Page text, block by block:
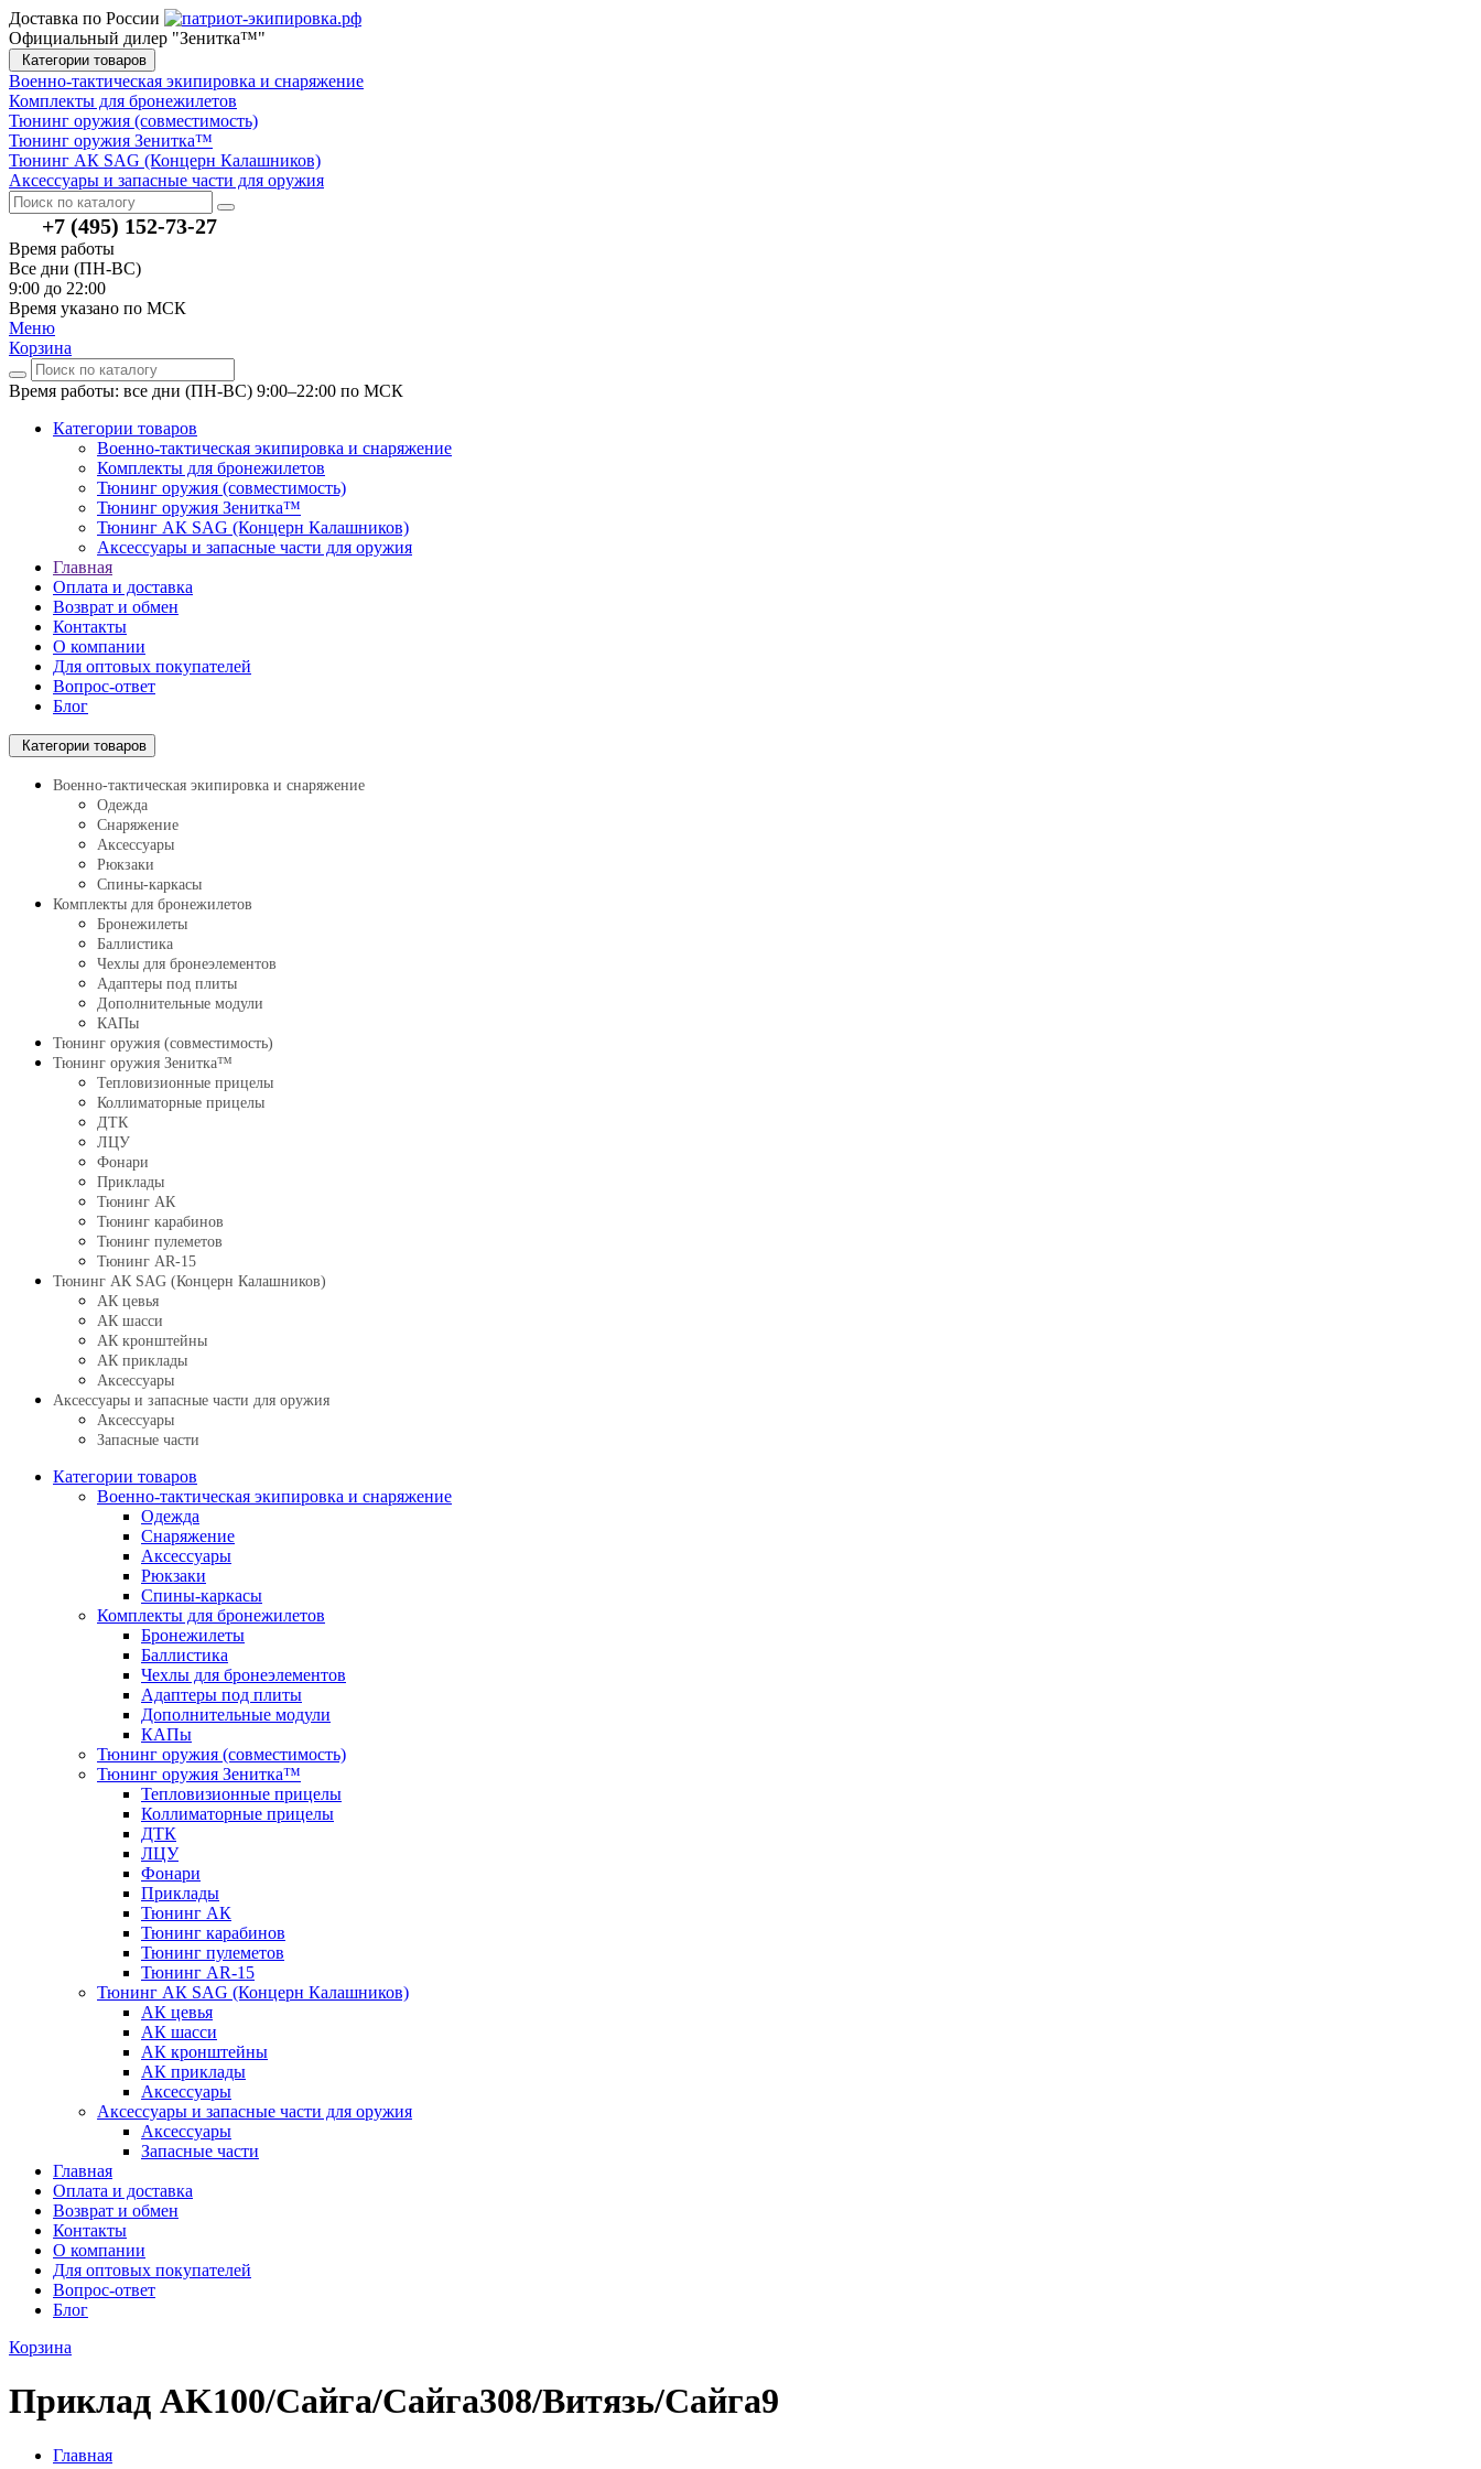
Доставка по России
Официальный дилер "Зенитка™"
Категории товаров
Военно-тактическая экипировка и снаряжение
Комплекты для бронежилетов
Тюнинг оружия (совместимость)
Тюнинг оружия Зенитка™
Тюнинг АК SAG (Концерн Калашников)
Аксессуары и запасные части для оружия
+7 (495) 152-73-27
Время работы
Все дни (ПН-ВС)
9:00 до 22:00
Время указано по МСК
Меню
Корзина
Время работы: все дни (ПН-ВС) 9:00–22:00 по МСК
Категории товаров
Военно-тактическая экипировка и снаряжение
Комплекты для бронежилетов
Тюнинг оружия (совместимость)
Тюнинг оружия Зенитка™
Тюнинг АК SAG (Концерн Калашников)
Аксессуары и запасные части для оружия
Главная
Оплата и доставка
Возврат и обмен
Контакты
О компании
Для оптовых покупателей
Вопрос-ответ
Блог
Категории товаров
Военно-тактическая экипировка и снаряжение
Одежда
Снаряжение
Аксессуары
Рюкзаки
Спины-каркасы
Комплекты для бронежилетов
Бронежилеты
Баллистика
Чехлы для бронеэлементов
Адаптеры под плиты
Дополнительные модули
КАПы
Тюнинг оружия (совместимость)
Тюнинг оружия Зенитка™
Тепловизионные прицелы
Коллиматорные прицелы
ДТК
ЛЦУ
Фонари
Приклады
Тюнинг АК
Тюнинг карабинов
Тюнинг пулеметов
Тюнинг AR-15
Тюнинг АК SAG (Концерн Калашников)
АК цевья
АК шасси
АК кронштейны
АК приклады
Аксессуары
Аксессуары и запасные части для оружия
Аксессуары
Запасные части
Категории товаров
Военно-тактическая экипировка и снаряжение
Одежда
Снаряжение
Аксессуары
Рюкзаки
Спины-каркасы
Комплекты для бронежилетов
Бронежилеты
Баллистика
Чехлы для бронеэлементов
Адаптеры под плиты
Дополнительные модули
КАПы
Тюнинг оружия (совместимость)
Тюнинг оружия Зенитка™
Тепловизионные прицелы
Коллиматорные прицелы
ДТК
ЛЦУ
Фонари
Приклады
Тюнинг АК
Тюнинг карабинов
Тюнинг пулеметов
Тюнинг AR-15
Тюнинг АК SAG (Концерн Калашников)
АК цевья
АК шасси
АК кронштейны
АК приклады
Аксессуары
Аксессуары и запасные части для оружия
Аксессуары
Запасные части
Главная
Оплата и доставка
Возврат и обмен
Контакты
О компании
Для оптовых покупателей
Вопрос-ответ
Блог
Корзина
Приклад AK100/Сайга/Сайга308/Витязь/Сайга9
Главная